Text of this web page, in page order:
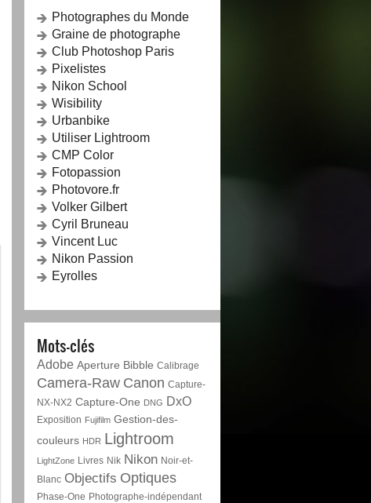
Photographes du Monde
Graine de photographe
Club Photoshop Paris
Pixelistes
Nikon School
Wisibility
Urbanbike
Utiliser Lightroom
CMP Color
Fotopassion
Photovore.fr
Volker Gilbert
Cyril Bruneau
Vincent Luc
Nikon Passion
Eyrolles
Mots-clés
Adobe Aperture Bibble Calibrage
Camera-Raw Canon Capture-
NX-NX2 Capture-One DNG DxO
Exposition Fujifilm Gestion-des-
couleurs HDR Lightroom
LightZone Livres Nik Nikon Noir-et-
Blanc Objectifs Optiques
Phase-One Photographe-indépendant